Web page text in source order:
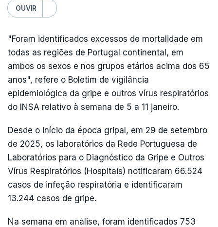
OUVIR
"Foram identificados excessos de mortalidade em
todas as regiões de Portugal continental, em
ambos os sexos e nos grupos etários acima dos 65
anos", refere o Boletim de vigilância
epidemiológica da gripe e outros vírus respiratórios
do INSA relativo à semana de 5 a 11 janeiro.
Desde o início da época gripal, em 29 de setembro
de 2025, os laboratórios da Rede Portuguesa de
Laboratórios para o Diagnóstico da Gripe e Outros
Vírus Respiratórios (Hospitais) notificaram 66.524
casos de infeção respiratória e identificaram
13.244 casos de gripe.
Na semana em análise, foram identificados 753